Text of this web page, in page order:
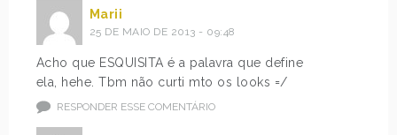
Marii
25 DE MAIO DE 2013 - 09:48
Acho que ESQUISITA é a palavra que define
ela, hehe. Tbm não curti mto os looks =/
RESPONDER ESSE COMENTÁRIO